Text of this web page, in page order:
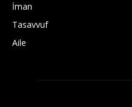
İman
Tasavvuf
Aile